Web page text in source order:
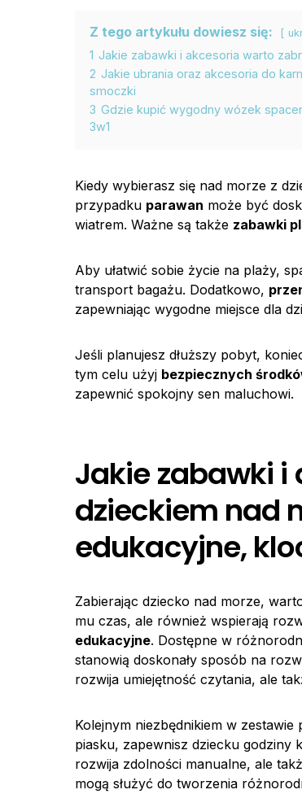
Z tego artykułu dowiesz się:
1 Jakie zabawki i akcesoria warto
2 Jakie ubrania oraz akcesoria do
smoczki
3 Gdzie kupić wygodny wózek
3w1
Kiedy wybierasz się nad morze z
przypadku parawan może być
wiatrem. Ważne są także zabawki
Aby ułatwić sobie życie na plaży,
transport bagażu. Dodatkowo,
zapewniając wygodne miejsce dla
Jeśli planujesz dłuższy pobyt,
tym celu użyj bezpiecznych
zapewnić spokojny sen maluchowi.
Jakie zabawki i
dzieckiem nad
edukacyjne,
Zabierając dziecko nad morze,
mu czas, ale również wspierają
edukacyjne. Dostępne w
stanowią doskonały sposób na
rozwija umiejętność czytania, ale
Kolejnym niezbędnikiem w zestawie
piasku, zapewnisz dziecku godziny
rozwija zdolności manualne, ale
mogą służyć do tworzenia